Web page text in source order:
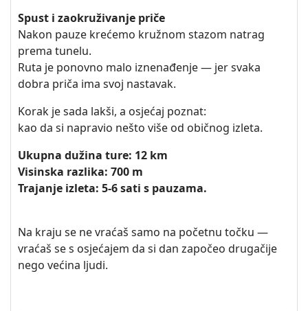
Spust i zaokruživanje priče
Nakon pauze krećemo kružnom stazom natrag
prema tunelu.
Ruta je ponovno malo iznenađenje — jer svaka
dobra priča ima svoj nastavak.
Korak je sada lakši, a osjećaj poznat:
kao da si napravio nešto više od običnog izleta.
Ukupna dužina ture: 12 km
Visinska razlika: 700 m
Trajanje izleta: 5-6 sati s pauzama.
Na kraju se ne vraćaš samo na početnu točku —
vraćaš se s osjećajem da si dan započeo drugačije
nego većina ljudi.